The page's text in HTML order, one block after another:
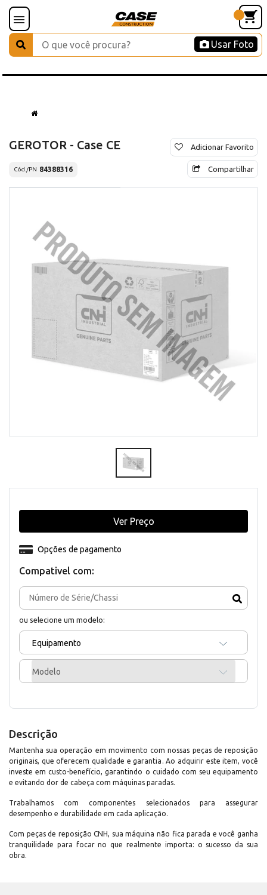
Usar Foto
GEROTOR - Case CE
Cód./PN 84388316
Adicionar Favorito
Compartilhar
Compativel com:
ou selecione um modelo:
Equipamento
Modelo
Opções de pagamento
Ver Preço
Descrição
Mantenha sua operação em movimento com nossas peças de reposição
originais, que oferecem qualidade e garantia. Ao adquirir este item, você
investe em custo-benefício, garantindo o cuidado com seu equipamento
e evitando dor de cabeça com máquinas paradas.
Trabalhamos com componentes selecionados para assegurar
desempenho e durabilidade em cada aplicação.
Com peças de reposição CNH, sua máquina não fica parada e você ganha
tranquilidade para focar no que realmente importa: o sucesso da sua
obra.